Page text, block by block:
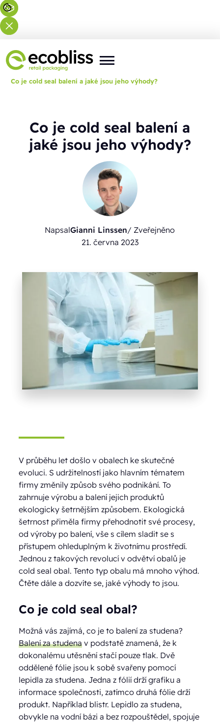
Nacházíte se zde: Domů
Co je cold seal balení a jaké jsou jeho výhody?
Co je cold seal balení a
jaké jsou jeho výhody?
NapsalGianni Linssen/ Zveřejněno
21. června 2023
V průběhu let došlo v obalech ke skutečné
evoluci. S udržitelností jako hlavním tématem
firmy změnily způsob svého podnikání. To
zahrnuje výrobu a balení jejich produktů
ekologicky šetrnějším způsobem. Ekologická
šetrnost přiměla firmy přehodnotit své procesy,
od výroby po balení, vše s cílem sladit se s
přístupem ohleduplným k životnímu prostředí.
Jednou z takových revolucí v odvětví obalů je
cold seal obal. Tento typ obalu má mnoho výhod.
Čtěte dále a dozvíte se, jaké výhody to jsou.
Co je cold seal obal?
Možná vás zajímá, co je to balení za studena?
Balení za studena v podstatě znamená, že k
dokonalému utěsnění stačí pouze tlak. Dvě
oddělené fólie jsou k sobě svařeny pomocí
lepidla za studena. Jedna z fólií drží grafiku a
informace společnosti, zatímco druhá fólie drží
produkt. Například blistr. Lepidlo za studena,
obvykle na vodní bázi a bez rozpouštědel, spojuje